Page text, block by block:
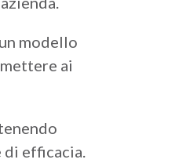
modello
ai
di efficacia.